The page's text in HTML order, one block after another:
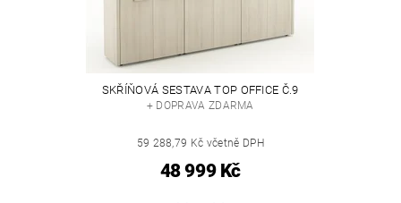
SKŘÍŇOVÁ SESTAVA TOP OFFICE Č.9
+ DOPRAVA ZDARMA
59 288,79 Kč včetně DPH
48 999 Kč